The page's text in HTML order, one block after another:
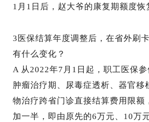
1月1日后，赵大爷的康复期额度恢
3 医保结算年度调整后，在省外刷
有什么变化？
A 从2022年7月1日起，职工医保
肿瘤治疗期、尿毒症透析、器官移
物治疗跨省门诊直接结算费用限额
加一半 ，即由原先的6万元、10万